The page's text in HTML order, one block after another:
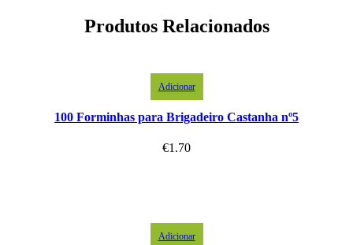
Produtos Relacionados
Adicionar
100 Forminhas para Brigadeiro Castanha nº5
€1.70
Adicionar